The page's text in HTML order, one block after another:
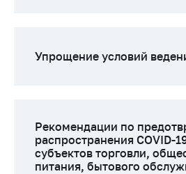
Обучение по
конкурентной
политики
Упрощение условий
Рекомендации по
распространения COVID-
субъектов торговли,
питания, бытового